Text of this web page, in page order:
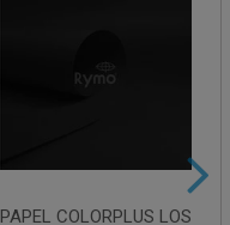
PAPEL COLORPLUS LOS